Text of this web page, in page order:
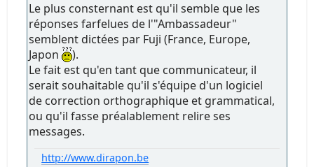
Le plus consternant est qu'il semble que les
réponses farfelues de l'"Ambassadeur"
semblent dictées par Fuji (France, Europe,
Japon
).
Le fait est qu'en tant que communicateur, il
serait souhaitable qu'il s'équipe d'un logiciel
de correction orthographique et grammatical,
ou qu'il fasse préalablement relire ses
messages.
http://www.dirapon.be